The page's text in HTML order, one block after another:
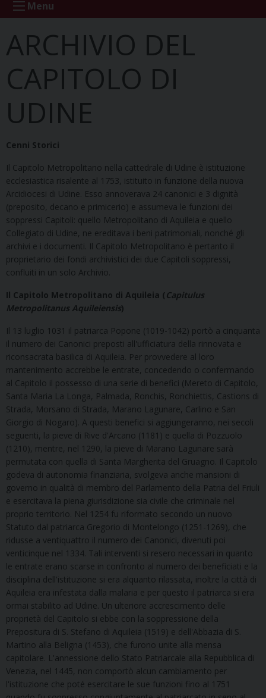
Menu
ARCHIVIO DEL
CAPITOLO DI
UDINE
Cenni Storici
Il Capitolo Metropolitano nella cattedrale di Udine è istituzione
ecclesiastica risalente al 1753, istituito in funzione della nuova
Arcidiocesi di Udine. Esso annoverava 24 canonici e 3 dignità
(preposito, decano e primicerio) e assumeva le funzioni dei
soppressi Capitoli: quello Metropolitano di Aquileia e quello
Collegiato di Udine, ne ereditava i beni patrimoniali, nonché gli
archivi e i documenti. Il Capitolo Metropolitano è pertanto il
proprietario dei fondi archivistici dei due Capitoli soppressi,
confluiti in un solo Archivio.
Il Capitolo Metropolitano di Aquileia ( Capitulus
Metropolitanus Aquileiensis)
Il 13 luglio 1031 il patriarca Popone (1019-1042) portò a cinquanta
il numero dei Canonici preposti all'ufficiatura della rinnovata e
riconsacrata basilica di Aquileia. Per provvedere al loro
mantenimento accrebbe le entrate, concedendo o confermando
al Capitolo il possesso di una serie di benefici (Mereto di Capitolo,
Santa Maria La Longa, Palmada, Ronchis, Ronchiettis, Castions di
Strada, Morsano di Strada, Marano Lagunare, Carlino e San
Giorgio di Nogaro). A questi benefici si aggiungeranno, nei secoli
seguenti, la pieve di Rive d'Arcano (1181) e quella di Pozzuolo
(1210), mentre, nel 1290, la pieve di Marano Lagunare sarà
permutata con quella di Santa Margherita del Gruagno. Il Capitolo
godeva di autonomia finanziaria, svolgeva anche mansioni di
governo in qualità di membro del Parlamento della Patria del Friuli
e esercitava la piena giurisdizione sia civile che criminale nel
proprio territorio. Nel 1254 fu riformato secondo un nuovo
Statuto dal patriarca Gregorio di Montelongo (1251-1269), che
ridusse a ventiquattro il numero dei Canonici, divenuti poi
venticinque nel 1334. Tali interventi si resero necessari in quanto
le entrate erano scarse in confronto al numero dei beneficiati e la
disciplina dell'istituzione si era alquanto rilassata, inoltre la città di
Aquileia era infestata dalla malaria e per questo il patriarca si era
ormai stabilito ad Udine. Un ulteriore accrescimento delle
proprietà del Capitolo si ebbe con la soppressione della
Prepositura di S. Stefano di Aquileia (1519) e dell'Abbazia di S.
Martino alla Beligna (1453), che furono unite alla mensa
capitolare. L'annessione dello Stato Patriarcale alla Repubblica di
Venezia, nel 1445, non comportò alcun cambiamento per
l'istituzione che poté esercitare le sue funzioni fino al 1751